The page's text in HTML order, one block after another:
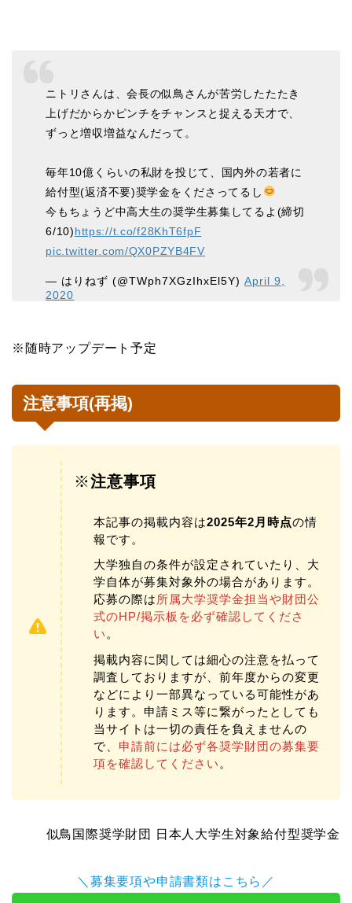
ニトリさんは、会長の似鳥さんが苦労したたたき
上げだからかピンチをチャンスと捉える天才で、
ずっと増収増益なんだって。
毎年10億くらいの私財を投じて、国内外の若者に
給付型(返済不要)奨学金をくださってるし
今もちょうど中高大生の奨学生募集してるよ(締切
6/10)https://t.co/f28KhT6fpF
pic.twitter.com/QX0PZYB4FV
— はりねず (@TWph7XGzIhxEl5Y)April 9,
2020
※随時アップデート予定
注意事項(再掲)
※注意事項
本記事の掲載内容は2025年2月時点の情
報です。
大学独自の条件が設定されていたり、大
学自体が募集対象外の場合があります。
応募の際は 所属大学奨学金担当や財団公
式のHP/掲示板を必ず確認してくださ
い 。
掲載内容に関しては細心の注意を払って
調査しておりますが、前年度からの変更
などにより一部異なっている可能性があ
ります。申請ミス等に繋がったとしても
当サイトは一切の責任を負えませんの
で、 申請前には必ず各奨学財団の募集要
項を確認してください 。
似鳥国際奨学財団 日本人大学生対象給付型奨学金
＼募集要項や申請書類はこちら／